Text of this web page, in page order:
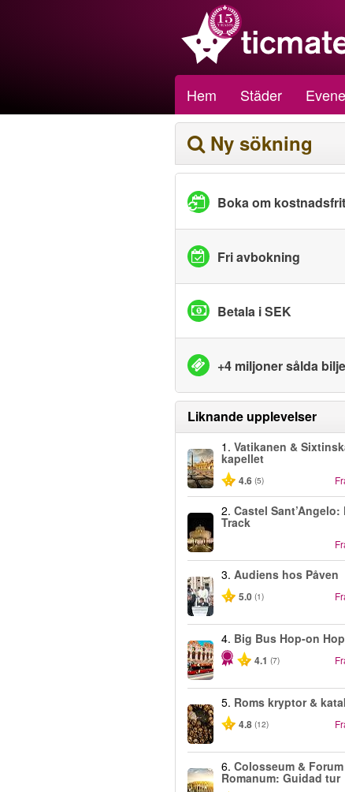
Hem Städer
Ny sökning
Boka om
Fri avbokning
Betala i SEK
+4 miljoner sålda
Liknande upplevelser
1. Vatikanen &
kapellet
4.6 (5)
2. Castel Sant’Angelo:
Track
3. Audiens hos Påven
5.0 (1)
4. Big Bus Hop-on
4.1 (7)
5. Roms kryptor &
4.8 (12)
6. Colosseum & Forum
Romanum: Guidad tur